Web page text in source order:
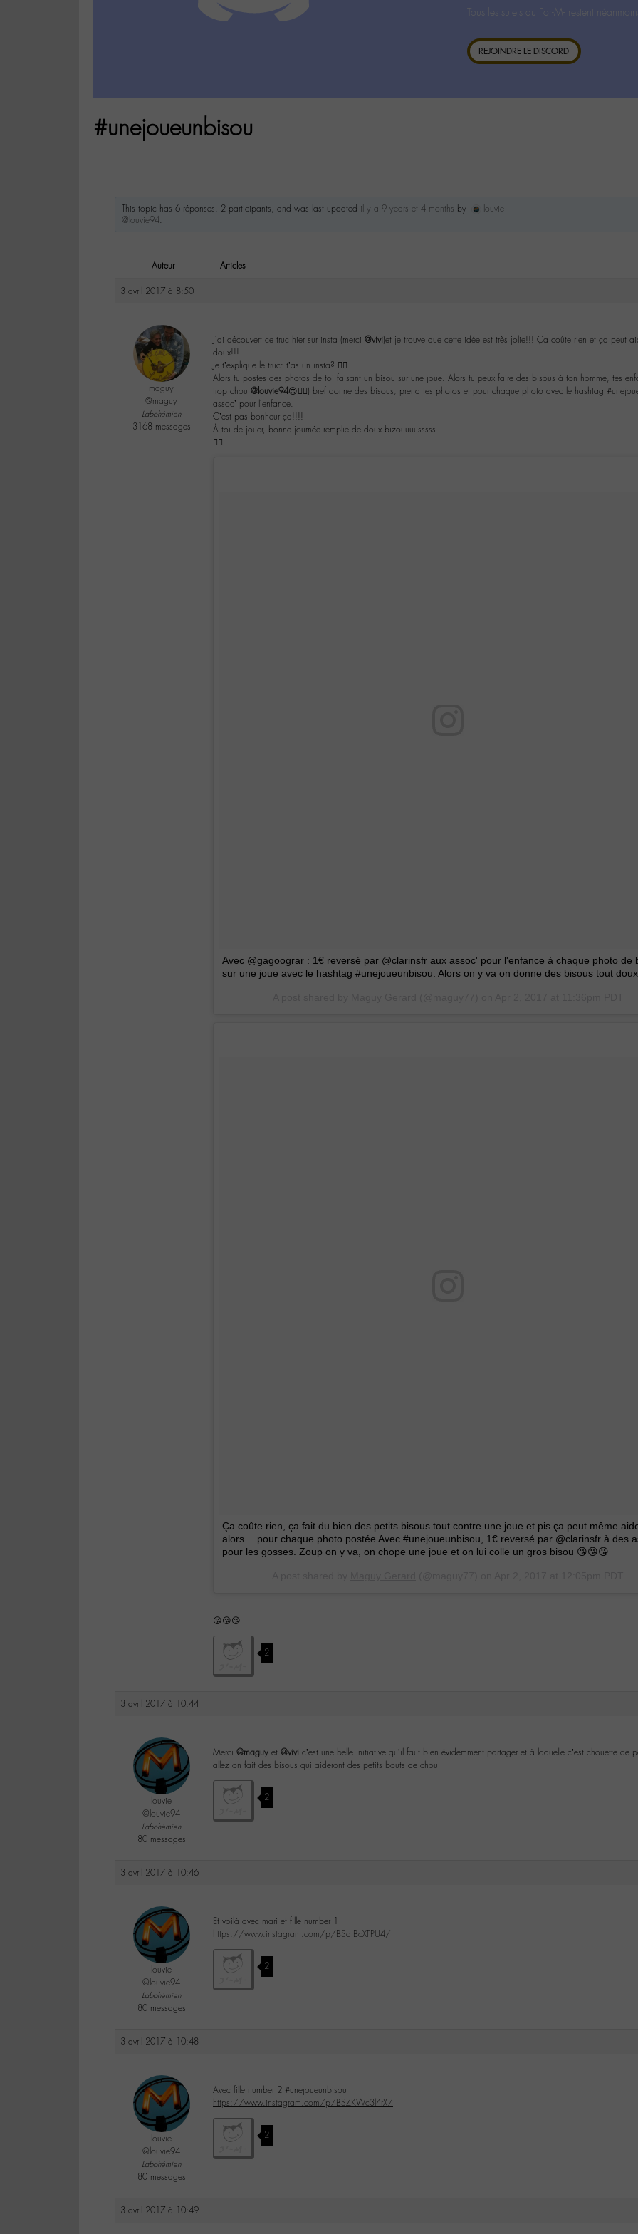
Tous les sujets du For-M- restent
REJOINDRE LE DISCORD
#unejoueunbisou
This topic has 6 réponses, 2 participants, and was last updated il y a 9 years et 4 months by
louvie
@louvie94.
Auteur Articles
3 avril 2017 à 8:50
maguy
@maguy
Labohémien
3168 messages
J’ai découvert ce truc hier sur insta (merci @vivi)et je trouve que cette idée est très jolie!!! Ça coûte rien et ça peut
doux!!!
Je t’explique le truc: t’as un insta? 👍🏼
Alors tu postes des photos de toi faisant un bisou sur une joue. Alors tu peux faire des bisous à ton homme, tes
trop chou @louvie94😍👌🏼) bref donne des bisous, prend tes photos et pour chaque photo avec le hashtag
assoc’ pour l’enfance.
C’est pas bonheur ça!!!!
À toi de jouer, bonne journée remplie de doux bizouuuusssss
✌🏼
Avec @gagoograr : 1€ reversé par @clarinsfr aux assoc' pour l'enfance à chaque photo de
sur une joue avec le hashtag #unejoueunbisou. Alors on y va on donne des bisous tout
Ça coûte rien, ça fait du bien des petits bisous tout contre une joue et pis ça peut même
alors… pour chaque photo postée Avec #unejoueunbisou, 1€ reversé par @clarinsfr à des
pour les gosses. Zoup on y va, on chope une joue et on lui colle un gros bisou 😘😘😘
😘😘😘
2
3 avril 2017 à 10:44
louvie
@louvie94
Labohémien
80 messages
Merci @maguy et @vivi c’est une belle initiative qu’il faut bien évidemment partager et à laquelle c’est chouette
allez on fait des bisous qui aideront des petits bouts de chou
2
3 avril 2017 à 10:46
louvie
@louvie94
Labohémien
80 messages
Et voilà avec mari et fille number 1
https://www.instagram.com/p/BSajBcXFPU4/
2
3 avril 2017 à 10:48
louvie
@louvie94
Labohémien
80 messages
Avec fille number 2 #unejoueunbisou
https://www.instagram.com/p/BSZKWc3l4rX/
2
3 avril 2017 à 10:49